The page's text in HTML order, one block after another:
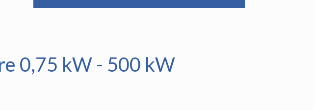
0,75 kW - 500 kW